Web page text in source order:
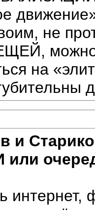
не
можно
на
и